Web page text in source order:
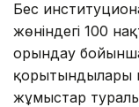
Бес
жөніндегі 100
орындау
қорытындылары
жұмыстар